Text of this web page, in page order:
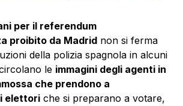
per il referendum
proibito da Madrid non si ferma
della polizia spagnola in alcuni
le immagini degli agenti in
che prendono a
elettori che si preparano a votare,